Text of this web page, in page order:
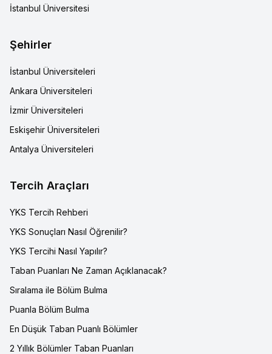
İstanbul Üniversitesi
Şehirler
İstanbul Üniversiteleri
Ankara Üniversiteleri
İzmir Üniversiteleri
Eskişehir Üniversiteleri
Antalya Üniversiteleri
Tercih Araçları
YKS Tercih Rehberi
YKS Sonuçları Nasıl Öğrenilir?
YKS Tercihi Nasıl Yapılır?
Taban Puanları Ne Zaman Açıklanacak?
Sıralama ile Bölüm Bulma
Puanla Bölüm Bulma
En Düşük Taban Puanlı Bölümler
2 Yıllık Bölümler Taban Puanları